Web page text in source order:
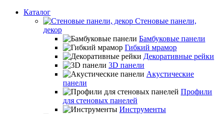
Каталог
Стеновые панели,
декор
Бамбуковые панели
Гибкий мрамор
Декоративные рейки
3D панели
Акустические
панели
Профили
для стеновых панелей
Инструменты